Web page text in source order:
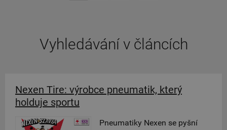
Vyhledávání v článcích
Nexen Tire: výrobce pneumatik, který
holduje sportu
Pneumatiky Nexen se pyšní